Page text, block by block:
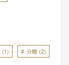
(1) 分離 (2)